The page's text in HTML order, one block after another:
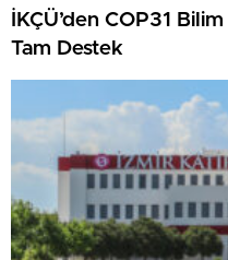
İKÇÜ’den COP31
Tam Destek